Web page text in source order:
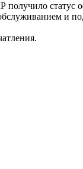
статус
и